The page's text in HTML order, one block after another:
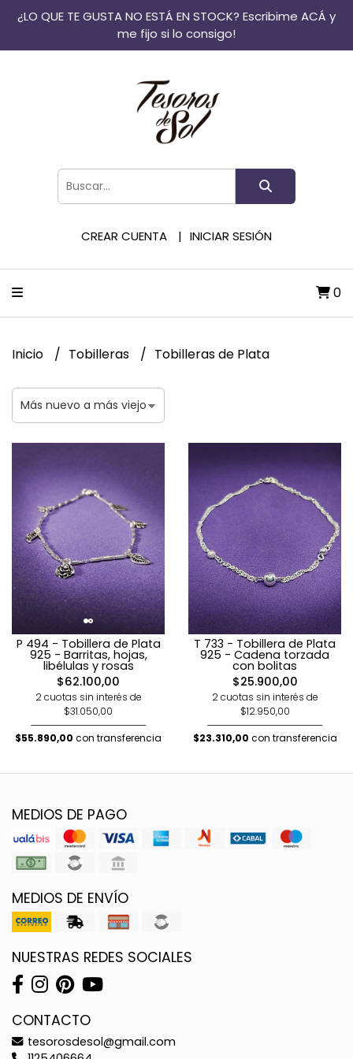
¿LO QUE TE GUSTA NO ESTÁ EN STOCK? Escribime ACÁ y
me fijo si lo consigo!
CREAR CUENTA INICIAR SESIÓN
0
Inicio Tobilleras Tobilleras de Plata
P 494 - Tobillera de Plata
925 - Barritas, hojas,
libélulas y rosas
$62.100,00
2 cuotas sin interés de
$31.050,00
$55.890,00 con transferencia
T 733 - Tobillera de Plata
925 - Cadena torzada
con bolitas
$25.900,00
2 cuotas sin interés de
$12.950,00
$23.310,00 con transferencia
MEDIOS DE PAGO
MEDIOS DE ENVÍO
NUESTRAS REDES SOCIALES
CONTACTO
tesorosdesol@gmail.com